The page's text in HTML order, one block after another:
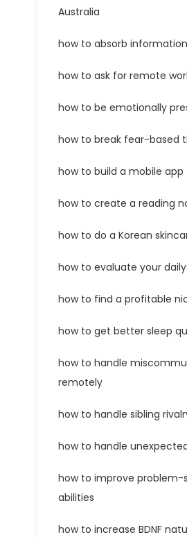
Australia
how to absorb
how to ask for remote
how to be emotionally
how to break fear-based
how to build a mobile app
how to create a reading
how to do a Korean
how to evaluate your
how to find a profitable
how to get better sleep
how to handle
remotely
how to handle sibling
how to handle
how to improve problem-
abilities
how to increase BDNF